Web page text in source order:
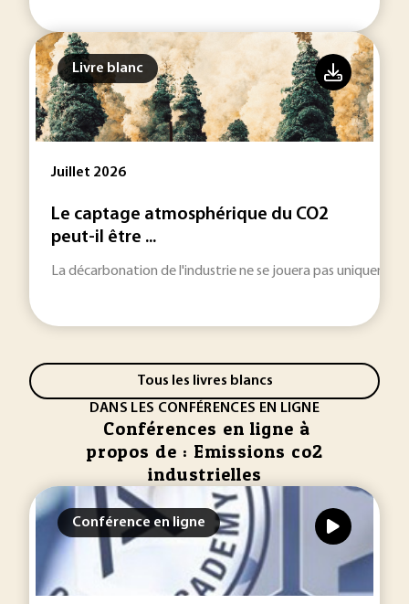
Livre blanc
Juillet 2026
Le captage atmosphérique du CO2
peut-il être ...
La décarbonation de l'industrie ne se jouera pas
Tous les livres blancs
DANS LES CONFÉRENCES EN LIGNE
Conférences en ligne à
propos de : Emissions co2
industrielles
Conférence en ligne